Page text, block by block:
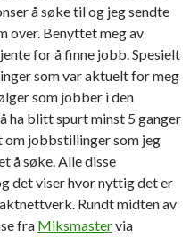
å søke til og jeg sendte
over. Benyttet meg av
for å finne jobb. Spesielt
som var aktuelt for meg
som jobber i den
ha blitt spurt minst 5 ganger
om jobbstillinger som jeg
å søke. Alle disse
det viser hvor nyttig det er
Rundt midten av
fra Miksmastervia